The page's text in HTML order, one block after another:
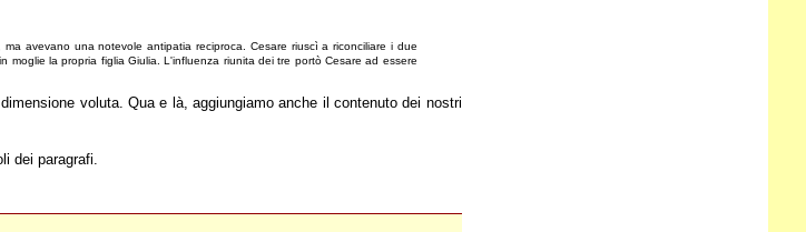
avevano una notevole antipatia reciproca. Cesare riuscì a riconciliare i due
moglie la propria figlia Giulia. L'influenza riunita dei tre portò Cesare ad essere
voluta. Qua e là, aggiungiamo anche il contenuto dei nostri
dei paragrafi.